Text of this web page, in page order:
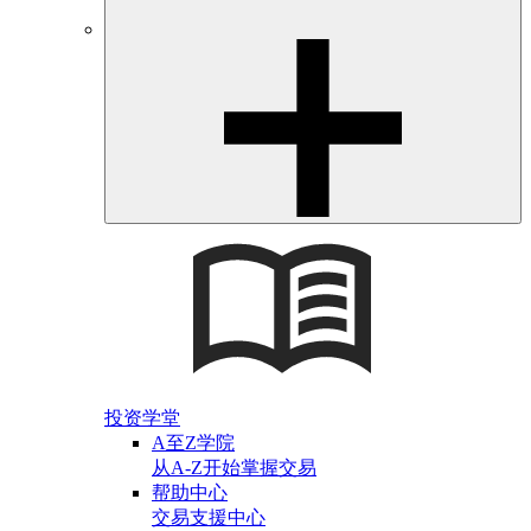
投资学堂
A至Z学院
从A-Z开始掌握交易
帮助中心
交易支援中心